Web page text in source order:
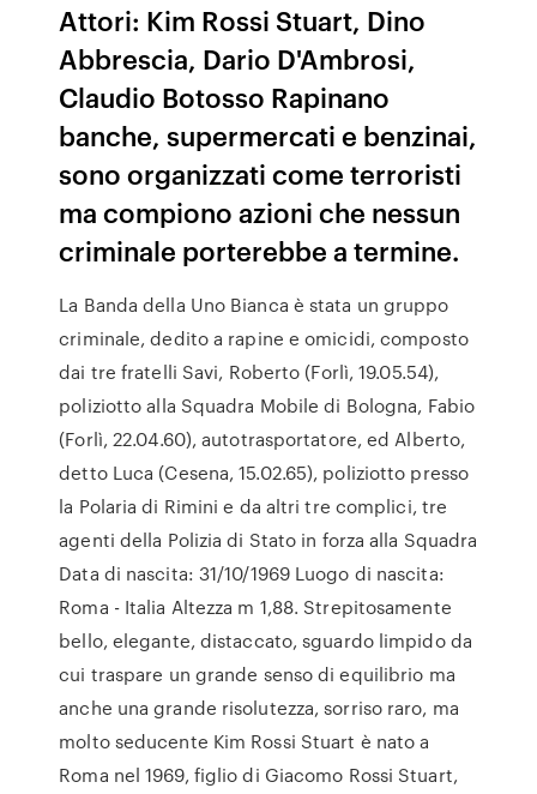
Attori: Kim Rossi Stuart, Dino
Abbrescia, Dario D'Ambrosi,
Claudio Botosso Rapinano
banche, supermercati e benzinai,
sono organizzati come terroristi
ma compiono azioni che nessun
criminale porterebbe a termine.
La Banda della Uno Bianca è stata un gruppo
criminale, dedito a rapine e omicidi, composto
dai tre fratelli Savi, Roberto (Forlì, 19.05.54),
poliziotto alla Squadra Mobile di Bologna, Fabio
(Forlì, 22.04.60), autotrasportatore, ed Alberto,
detto Luca (Cesena, 15.02.65), poliziotto presso
la Polaria di Rimini e da altri tre complici, tre
agenti della Polizia di Stato in forza alla Squadra
Data di nascita: 31/10/1969 Luogo di nascita:
Roma - Italia Altezza m 1,88. Strepitosamente
bello, elegante, distaccato, sguardo limpido da
cui traspare un grande senso di equilibrio ma
anche una grande risolutezza, sorriso raro, ma
molto seducente Kim Rossi Stuart è nato a
Roma nel 1969, figlio di Giacomo Rossi Stuart,